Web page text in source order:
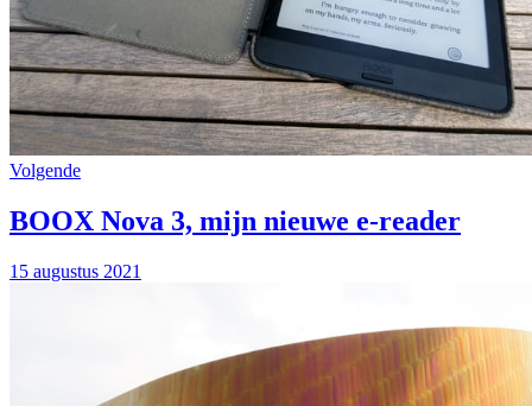
Volgende
BOOX Nova 3, mijn nieuwe e-reader
15 augustus 2021